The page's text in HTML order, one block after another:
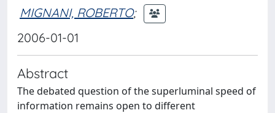
MIGNANI, ROBERTO;
2006-01-01
Abstract
The debated question of the superluminal speed of
information remains open to different